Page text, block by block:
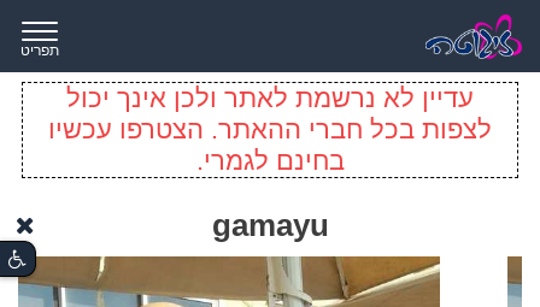
תפריט
עדיין לא נרשמת לאתר ולכן אינך יכול
לצפות בכל חברי ההאתר. הצטרפו עכשיו
בחינם לגמרי.
gamayu